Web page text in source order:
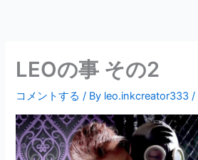
LEOの事 その2
コメントする / By leo.inkcreator333/